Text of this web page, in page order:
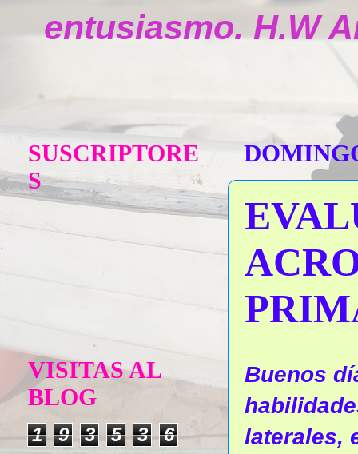
entusiasmo. H.W
Buenos
laterales,
SUSCRIPTORE
S
VISITAS AL
BLOG
1 9 3 5 3 6